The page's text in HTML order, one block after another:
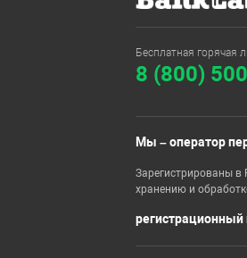
Бесплатная горячая
8 (800)
Мы – оператор
Зарегистрированы в
хранению и